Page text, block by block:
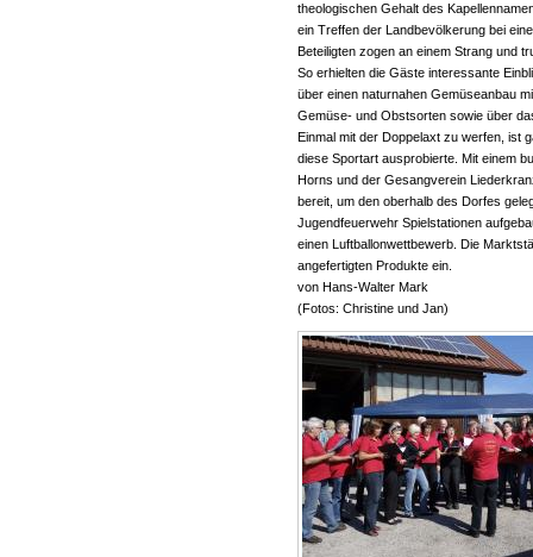
theologischen Gehalt des
ein Treffen der Landbevölkerung bei
Beteiligten zogen an einem Strang und
So erhielten die Gäste interessante
über einen naturnahen Gemüseanbau
Gemüse- und Obstsorten sowie über
Einmal mit der Doppelaxt zu werfen, ist
diese Sportart ausprobierte. Mit einem
Horns und der Gesangverein
bereit, um den oberhalb des Dorfes
Jugendfeuerwehr Spielstationen
einen Luftballonwettbewerb. Die
angefertigten Produkte ein.
von Hans-Walter Mark
(Fotos: Christine und Jan)